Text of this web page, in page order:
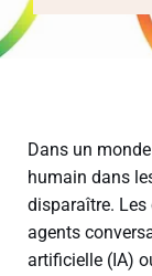
Dans un
humain dans
disparaître.
agents
artificielle (IA)